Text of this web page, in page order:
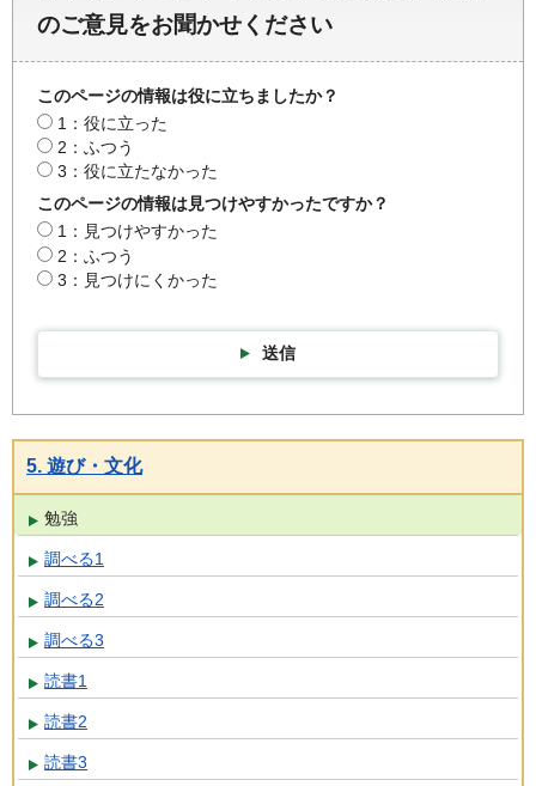
のご意見をお聞かせください
このページの情報は役に立ちましたか？
1：役に立った
2：ふつう
3：役に立たなかった
このページの情報は見つけやすかったですか？
1：見つけやすかった
2：ふつう
3：見つけにくかった
送信
5. 遊び・文化
勉強
調べる1
調べる2
調べる3
読書1
読書2
読書3